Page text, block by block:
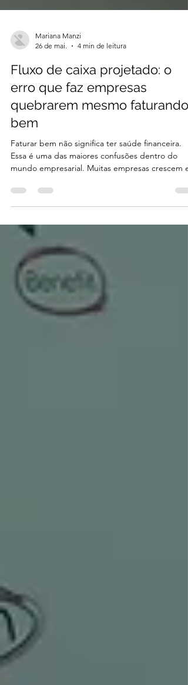
26 de mai.
4 min de leitura
Fluxo de caixa projetado: o
erro que faz empresas
quebrarem mesmo faturando
bem
Faturar bem não significa ter saúde financeira.
mundo empresarial. Muitas empresas crescem
entram em crise financeira. O motivo quase
está apenas na receita. O problema
está na falta de previsibilidade financeira. E é
exatamente aí que entra um dos indicadores
importantes para a sobrevivência de qualquer
empresa: o flux